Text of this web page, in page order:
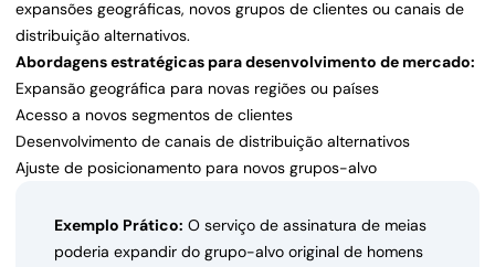
expansões geográficas, novos grupos de clientes ou canais de
distribuição alternativos.
Abordagens estratégicas para desenvolvimento de mercado:
Expansão geográfica para novas regiões ou países
Acesso a novos segmentos de clientes
Desenvolvimento de canais de distribuição alternativos
Ajuste de posicionamento para novos grupos-alvo
Exemplo Prático: O serviço de assinatura de meias
poderia expandir do grupo-alvo original de homens